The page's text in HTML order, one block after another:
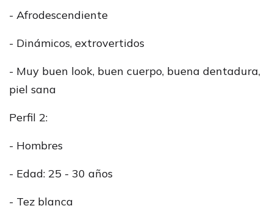
- Afrodescendiente
- Dinámicos, extrovertidos
- Muy buen look, buen cuerpo, buena dentadura,
piel sana
Perfil 2:
- Hombres
- Edad: 25 - 30 años
- Tez blanca